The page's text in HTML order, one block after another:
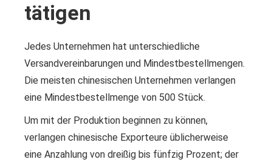
tätigen
Jedes Unternehmen hat unterschiedliche
Versandvereinbarungen und Mindestbestellmengen.
Die meisten chinesischen Unternehmen verlangen
eine Mindestbestellmenge von 500 Stück.
Um mit der Produktion beginnen zu können,
verlangen chinesische Exporteure üblicherweise
eine Anzahlung von dreißig bis fünfzig Prozent; der